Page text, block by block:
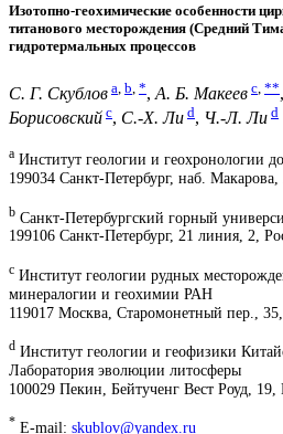
Изотопно-геохимические особенности
титанового месторождения (Средний
гидротермальных процессов
С. Г. Скублов a b *, А. Б. Макеев c **,
Борисовский c, С.-Х. Ли d, Ч.-Л. Ли d
a Институт геологии и геохронологии
199034 Санкт-Петербург, наб. Макарова,
b Санкт-Петербургский горный
199106 Санкт-Петербург, 21 линия, 2,
c Институт геологии рудных
минералогии и геохимии РАН
119017 Москва, Старомонетный пер.,
d Институт геологии и геофизики
Лаборатория эволюции литосферы
100029 Пекин, Бейтученг Вест Роуд, 19,
* E-mail: skublov@yandex.ru